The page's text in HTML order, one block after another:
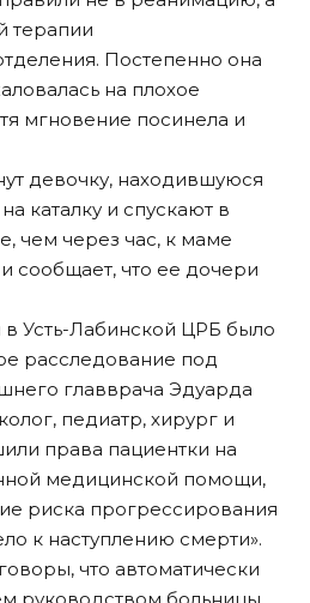
терапии
Постепенно она
на плохое
мгновение посинела и
девочку, находившуюся
каталку и спускают в
чем через час, к маме
сообщает, что ее дочери
Усть-Лабинской ЦРБ было
расследование под
главврача Эдуарда
педиатр, хирург и
права пациентки на
медицинской помощи,
риска прогрессирования
к наступлению смерти».
что автоматически